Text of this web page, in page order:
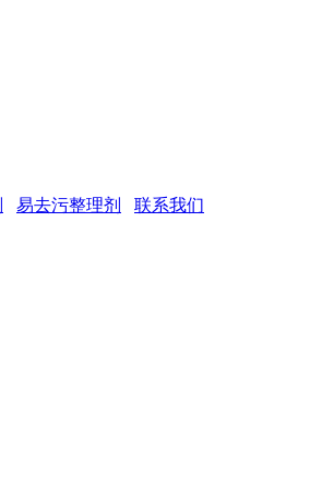
易去污整理剂
联系我们